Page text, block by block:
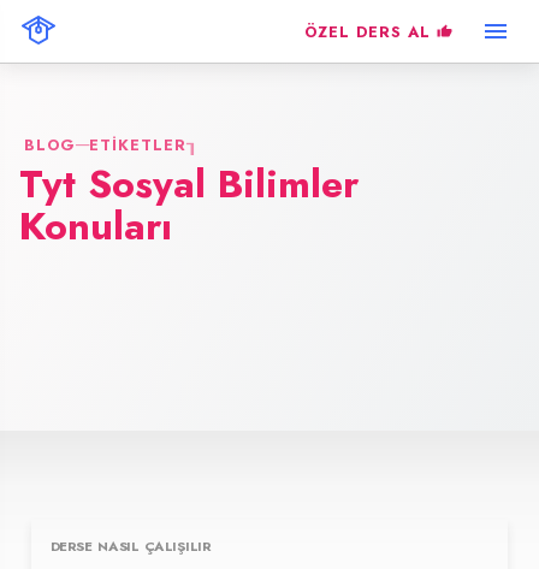
ÖZEL DERS AL
BLOG ETIKETLER
Tyt Sosyal Bilimler
Konuları
DERSE NASIL ÇALIŞILIR